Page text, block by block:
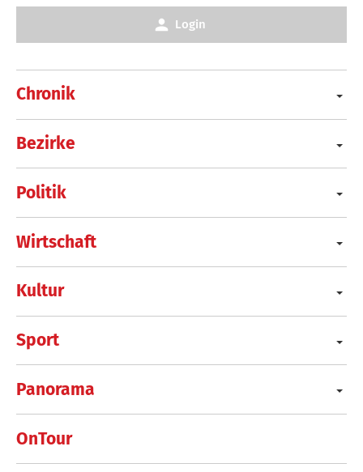
Chronik
Bezirke
Politik
Wirtschaft
Kultur
Sport
Panorama
OnTour
Login